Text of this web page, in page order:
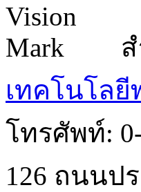
เทคโนโล
โทรศัพท์: 0-
126 ถนนป